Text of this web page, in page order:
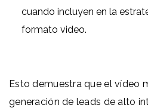
cuando incluyen en la
formato video.
Esto demuestra que el vídeo
generación de leads de alto